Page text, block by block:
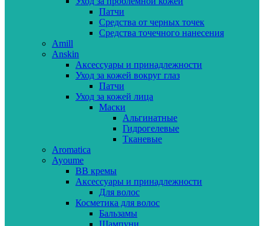
Патчи
Средства от черных точек
Средства точечного нанесения
Amill
Anskin
Аксессуары и принадлежности
Уход за кожей вокруг глаз
Патчи
Уход за кожей лица
Маски
Альгинатные
Гидрогелевые
Тканевые
Aromatica
Ayoume
BB кремы
Аксессуары и принадлежности
Для волос
Косметика для волос
Бальзамы
Шампуни